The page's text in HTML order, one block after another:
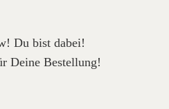
Du bist dabei!
Deine Bestellung!